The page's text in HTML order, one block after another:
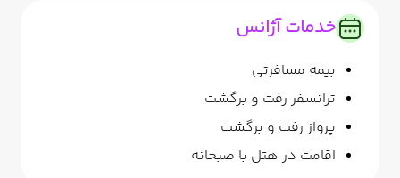
خدمات آژانس
بیمه مسافرتی
ترانسفر رفت و برگشت
پرواز رفت و برگشت
اقامت در هتل با صبحانه